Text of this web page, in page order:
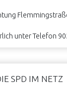
unter Telefon
SPD IM NETZ